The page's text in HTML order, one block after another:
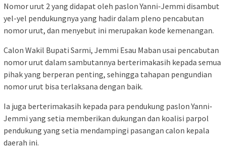
Nomor urut 2 yang didapat oleh paslon Yanni-Jemmi disambut
yel-yel pendukungnya yang hadir dalam pleno pencabutan
nomor urut, dan menyebut ini merupakan kode kemenangan.
Calon Wakil Bupati Sarmi, Jemmi Esau Maban usai pencabutan
nomor urut dalam sambutannya berterimakasih kepada semua
pihak yang berperan penting, sehingga tahapan pengundian
nomor urut bisa terlaksana dengan baik.
Ia juga berterimakasih kepada para pendukung paslon Yanni-
Jemmi yang setia memberikan dukungan dan koalisi parpol
pendukung yang setia mendampingi pasangan calon kepala
daerah ini.